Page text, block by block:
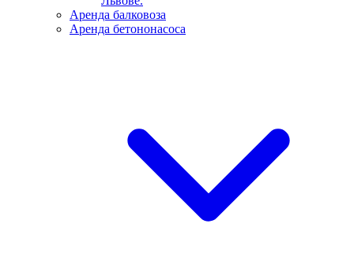
Аренда балковоза
Аренда бетононасоса